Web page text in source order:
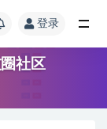
登录
社区